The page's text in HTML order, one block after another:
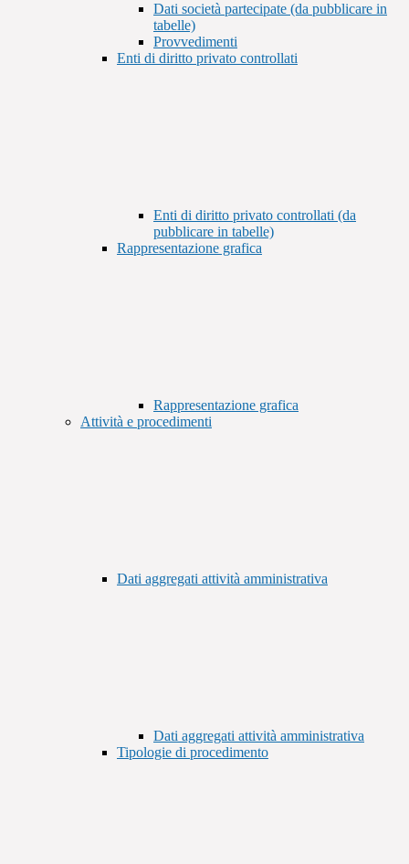
Dati società partecipate (da pubblicare in
tabelle)
Provvedimenti
Enti di diritto privato controllati
Enti di diritto privato controllati (da
pubblicare in tabelle)
Rappresentazione grafica
Rappresentazione grafica
Attività e procedimenti
Dati aggregati attività amministrativa
Dati aggregati attività amministrativa
Tipologie di procedimento